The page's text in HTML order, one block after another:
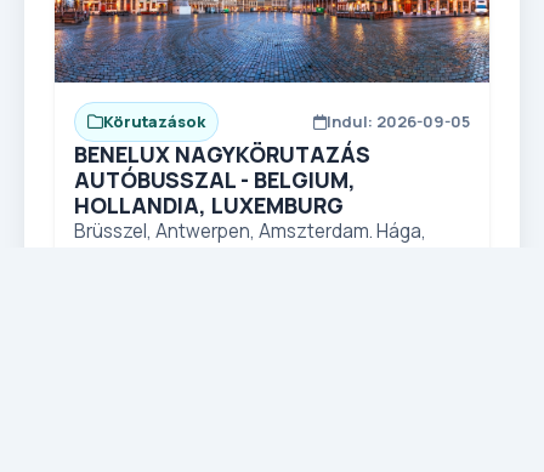
Körutazások Indul: 2026-09-05
BENELUX NAGYKÖRUTAZÁS
AUTÓBUSSZAL - BELGIUM,
HOLLANDIA, LUXEMBURG
Brüsszel, Antwerpen, Amszterdam. Hága,